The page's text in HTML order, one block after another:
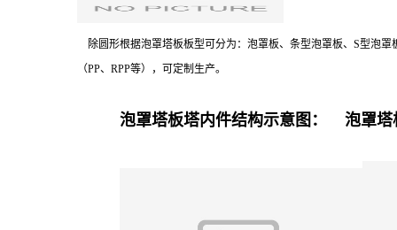
除圆形根据泡罩塔板板型可分为：泡罩板、条型泡罩板、S型泡罩
（PP、RPP等），可定制生产。
泡罩塔板塔内件结构示意图： 泡罩塔